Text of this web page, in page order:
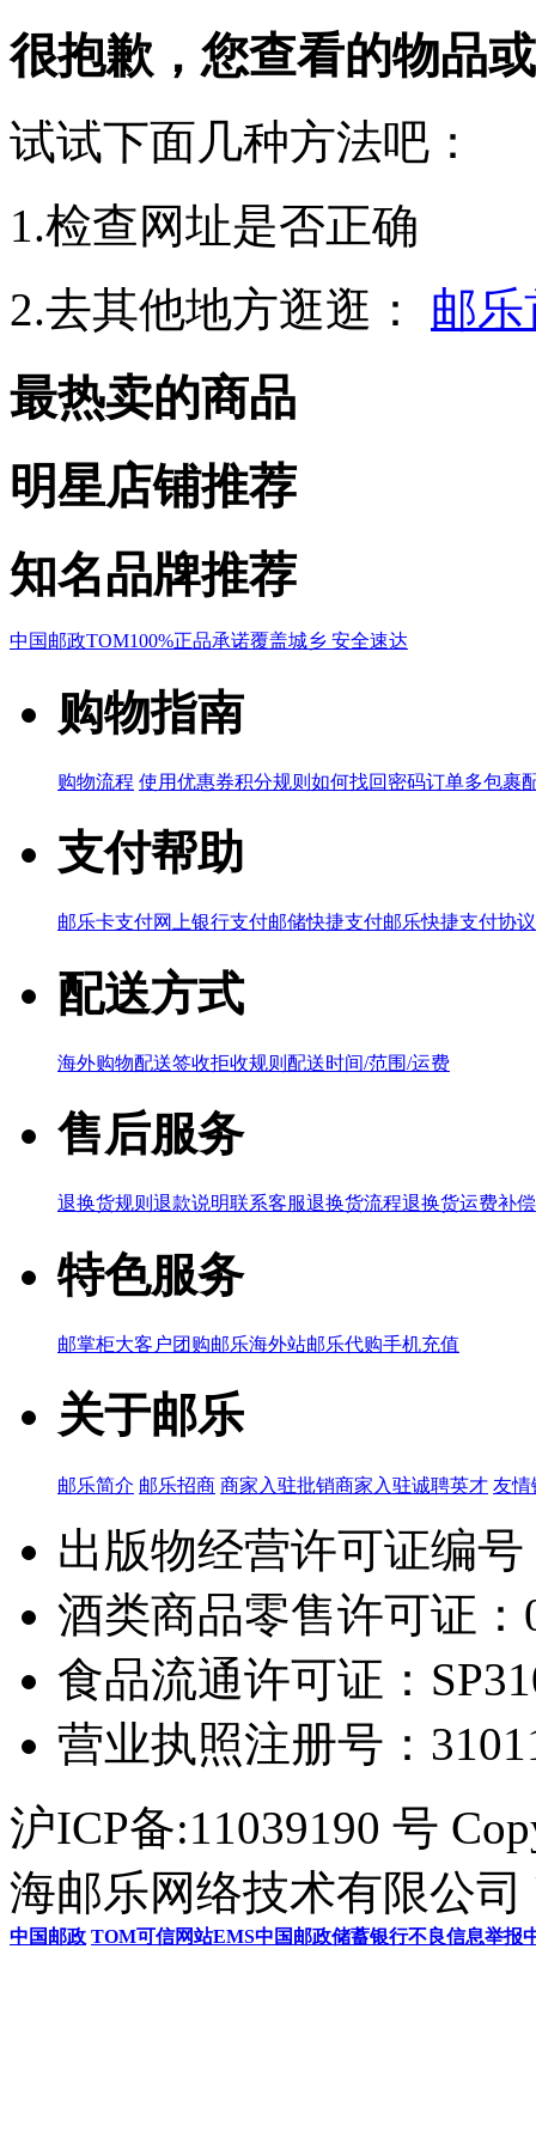
很抱歉，您查看的物品
试试下面几种方法吧：
1.检查网址是否正确
2.去其他地方逛逛：
邮
最热卖的商品
明星店铺推荐
知名品牌推荐
中国邮政TOM100%正品承诺覆盖城乡 安全速达
购物指南
购物流程 使用优惠券积分规则 如何找回密码订单多包裹
支付帮助
邮乐卡支付网上银行支付邮储快捷支付邮乐快捷支付协议
配送方式
海外购物配送签收拒收规则 配送时间/范围/运费
售后服务
退换货规则 退款说明联系客服退换货流程退换货运费补
特色服务
邮掌柜大客户团购邮乐海外站邮乐代购手机充值
关于邮乐
邮乐简介 邮乐招商 商家入驻批销商家入驻诚聘英才 友情
出版物经营许可证编
酒类商品零售许可证：
食品流通许可证：
营业执照注册号：
沪ICP备:11039190 号
海邮乐网络技术有限公司
中国邮政 TOM可信网站EMS中国邮政储蓄银行不良信息举报